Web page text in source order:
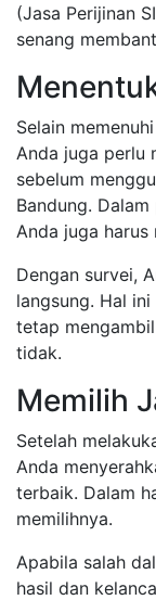
(Jasa Perijinan
senang
Selain
Anda juga perlu
sebelum
Bandung.
Anda juga harus
Dengan survei,
langsung. Hal
tetap
tidak.
Memilih
Setelah
Anda
terbaik. Dalam
memilihnya.
Apabila salah
hasil dan